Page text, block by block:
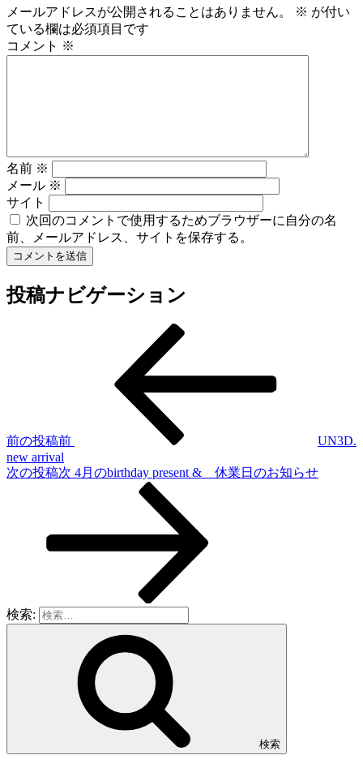
メールアドレスが公開されることはありません。 ※ が付い
ている欄は必須項目です
コメント ※
名前 ※
メール ※
サイト
次回のコメントで使用するためブラウザーに自分の名
前、メールアドレス、サイトを保存する。
投稿ナビゲーション
前の投稿前
UN3D.
new arrival
次の投稿次 4月のbirthday present & 休業日のお知らせ
検索:
検索